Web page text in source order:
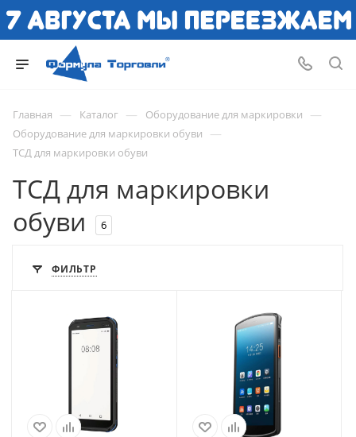
Главная — Каталог — Оборудование для маркировки —
Оборудование для маркировки обуви —
ТСД для маркировки обуви
ТСД для маркировки
обуви
6
ФИЛЬТР